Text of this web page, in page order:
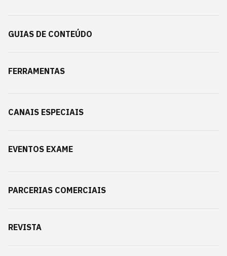
GUIAS DE CONTEÚDO
FERRAMENTAS
CANAIS ESPECIAIS
EVENTOS EXAME
PARCERIAS COMERCIAIS
REVISTA